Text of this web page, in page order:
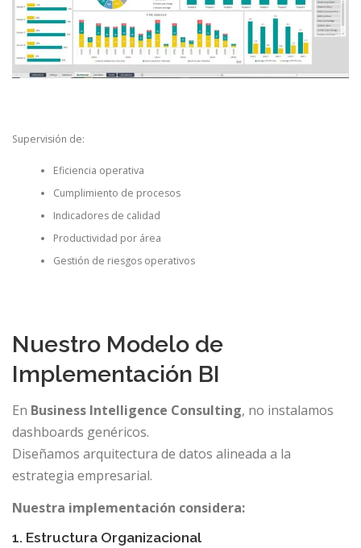
Supervisión de:
Eficiencia operativa
Cumplimiento de procesos
Indicadores de calidad
Productividad por área
Gestión de riesgos operativos
Nuestro Modelo de
Implementación BI
En Business Intelligence Consulting, no instalamos
dashboards genéricos.
Diseñamos arquitectura de datos alineada a la
estrategia empresarial.
Nuestra implementación considera:
1. Estructura Organizacional